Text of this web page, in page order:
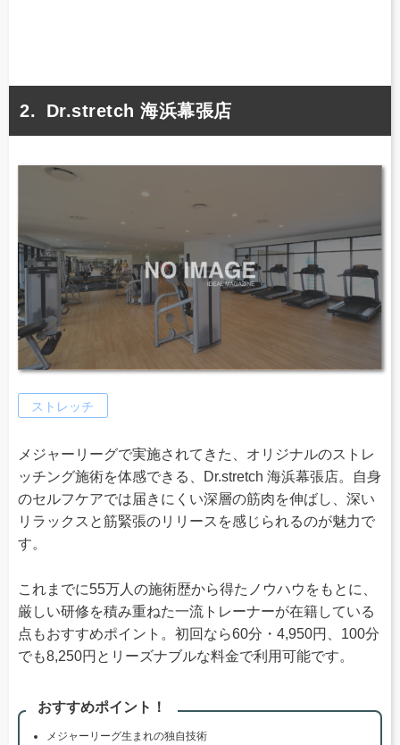
Dr.stretch 海浜幕張店
ストレッチ
メジャーリーグで実施されてきた、オリジナルのストレ
ッチング施術を体感できる、Dr.stretch 海浜幕張店。自身
のセルフケアでは届きにくい深層の筋肉を伸ばし、深い
リラックスと筋緊張のリリースを感じられるのが魅力で
す。
これまでに55万人の施術歴から得たノウハウをもとに、
厳しい研修を積み重ねた一流トレーナーが在籍している
点もおすすめポイント。初回なら60分・4,950円、100分
でも8,250円とリーズナブルな料金で利用可能です。
おすすめポイント！
メジャーリーグ生まれの独自技術